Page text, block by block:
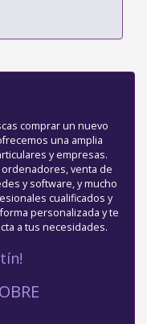
comprar un nuevo
una amplia
y empresas.
venta de
y software, y mucho
cualificados y
personalizada y te
a tus necesidades.